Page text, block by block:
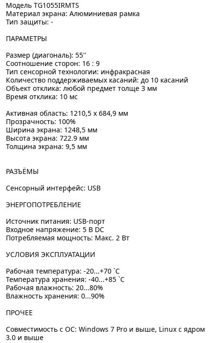
Модель TG1055IRMTS
Материал экрана: Алюминиевая рамка
Тип защиты: -
ПАРАМЕТРЫ
Размер (диагональ): 55''
Соотношение сторон: 16 : 9
Тип сенсорной технологии: инфракрасная
Количество поддерживаемых касаний: до 10 касаний
Объект отклика: любой предмет толще 3 мм
Время отклика: 10 мс
Активная область: 1210,5 x 684,9 мм
Прозрачность: 100%
Ширина экрана: 1248,5 мм
Высота экрана: 722.9 мм
Толщина экрана: 9,5 мм
РАЗЪЁМЫ
Сенсорный интерфейс: USB
ЭНЕРГОПОТРЕБЛЕНИЕ
Источник питания: USB-порт
Входное напряжение: 5 В DC
Потребляемая мощность: Макс. 2 Вт
УСЛОВИЯ ЭКСПЛУАТАЦИИ
Рабочая температура: -20...+70 `C
Температура хранения: -40...+85 `C
Рабочая влажность: 20...80%
Влажность хранения: 0...90%
ПРОЧЕЕ
Совместимость с OC: Windows 7 Pro и выше, Linux с ядром
3.0 и выше